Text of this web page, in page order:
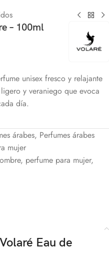
– 100ml
unisex fresco y relajante
y veraniego que evoca
día.
árabes, Perfumes árabes
mujer
, perfume para mujer,
Volaré Eau de